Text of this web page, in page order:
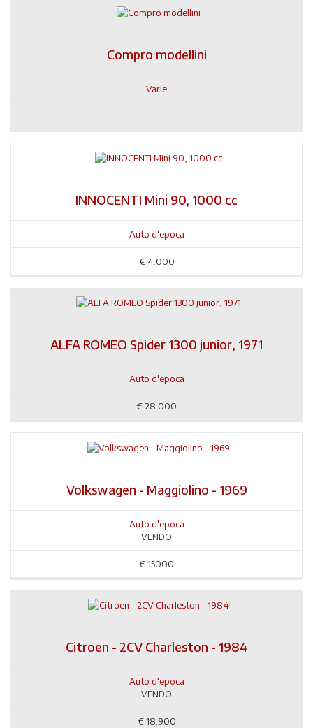
Compro modellini
Varie
---
INNOCENTI Mini 90, 1000 cc
Auto d'epoca
€ 4.000
ALFA ROMEO Spider 1300 junior, 1971
Auto d'epoca
€28.000
Volkswagen - Maggiolino - 1969
Auto d'epoca
VENDO
€15000
Citroen - 2CV Charleston - 1984
Auto d'epoca
VENDO
€ 18.900